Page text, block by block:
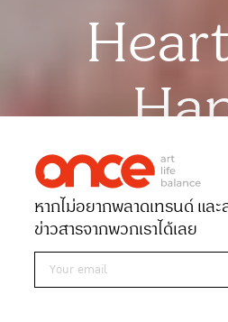
เรื่องกชกร ด่านก
ภาพศิริน ม่วง
Date 05-04-2026
หากไม่อยากพลาดเทรนด์ และ
ข่าวสารจากพวกเราได้เลย